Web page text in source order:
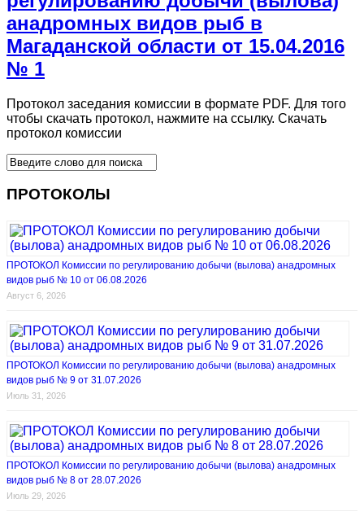
анадромных видов рыб в
Магаданской области от 15.04.2016
№ 1
Протокол заседания комиссии в формате PDF. Для того
чтобы скачать протокол, нажмите на ссылку. Скачать
протокол комиссии
ПРОТОКОЛЫ
ПРОТОКОЛ Комиссии по регулированию добычи (вылова) анадромных
видов рыб № 10 от 06.08.2026
Август 6, 2026
ПРОТОКОЛ Комиссии по регулированию добычи (вылова) анадромных
видов рыб № 9 от 31.07.2026
Июль 31, 2026
ПРОТОКОЛ Комиссии по регулированию добычи (вылова) анадромных
видов рыб № 8 от 28.07.2026
Июль 29, 2026